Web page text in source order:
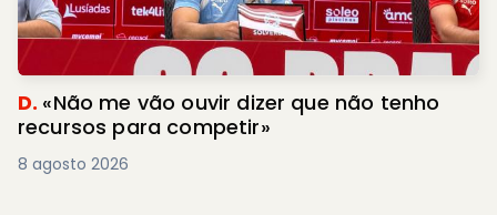
D. «Não me vão ouvir dizer que não tenho
recursos para competir»
8 agosto 2026